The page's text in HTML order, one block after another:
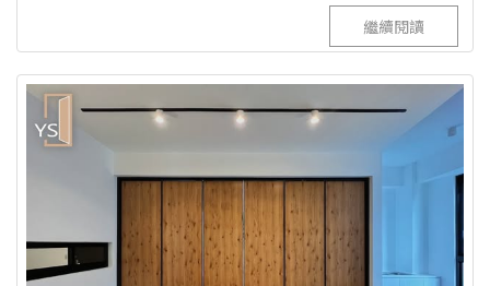
繼續閱讀